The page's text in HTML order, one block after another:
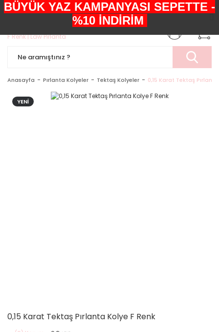
+90552 303 05 29
Anasayfa Pırlanta Kolyeler Tektaş Kolyeler 0,15 Karat Tektaş
YENİ
0,15 Karat Tektaş Pırlanta Kolye F Renk
BÜYÜK YAZ KAMPANYASI SEPETTE -
%10 İNDİRİM